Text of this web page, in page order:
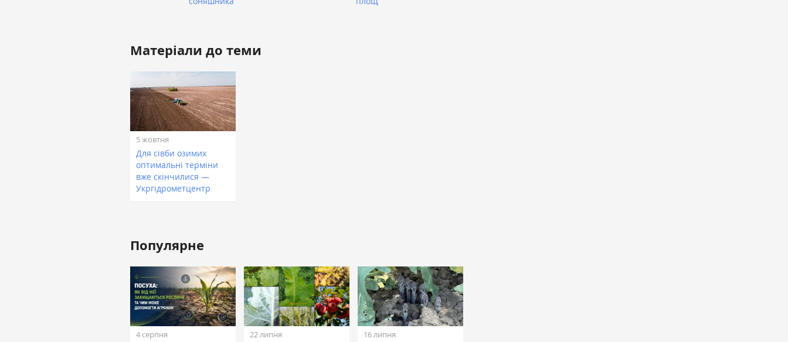
Матеріали до теми
5 жовтня
Для сівби озимих
оптимальні терміни
вже скінчилися —
Укргідрометцентр
Популярне
4 серпня 22 липня 16 липня